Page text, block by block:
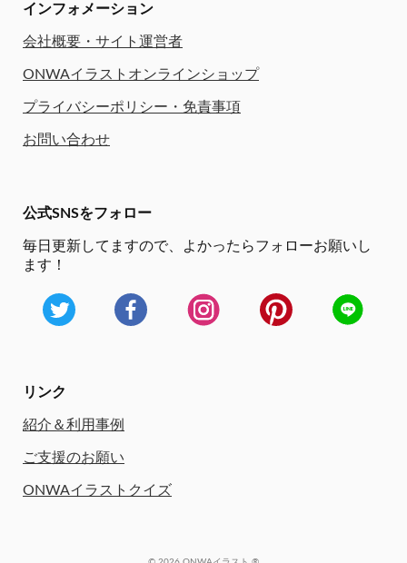
インフォメーション
会社概要・サイト運営者
ONWAイラストオンラインショップ
プライバシーポリシー・免責事項
お問い合わせ
公式SNSをフォロー
毎日更新してますので、
よかったらフォローお願いし
ます！
リンク
紹介＆利用事例
ご支援のお願い
ONWAイラストクイズ